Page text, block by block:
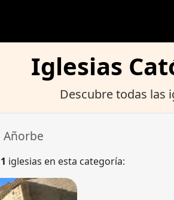
Iglesias
Descubre todas las
Añorbe
1 iglesias en esta categoría: